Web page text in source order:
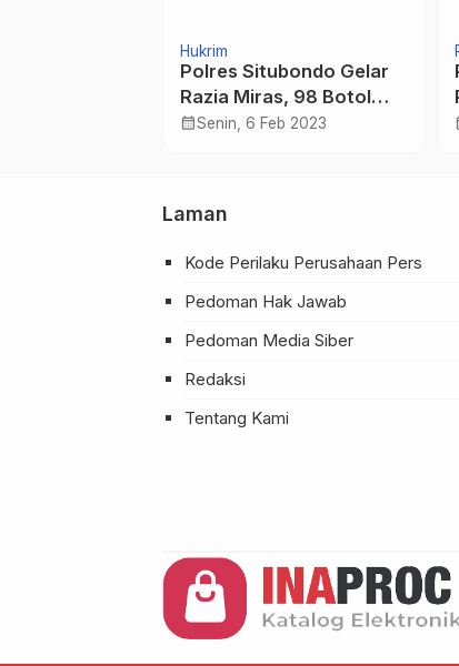
Hukrim
Polres Situbondo Gelar
Razia Miras, 98 Botol
Miras Berhasil
calendar_monthSenin, 6 Feb 2023
Laman
Kode Perilaku Perusahaan Pers
Pedoman Hak Jawab
Pedoman Media Siber
Redaksi
Tentang Kami